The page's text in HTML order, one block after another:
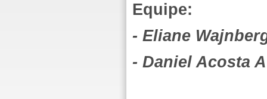
Equipe:
- Eliane
- Daniel Acosta